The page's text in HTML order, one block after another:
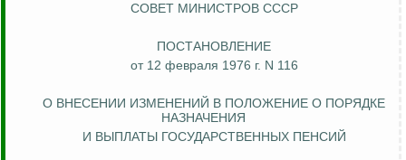
СОВЕТ МИНИСТРОВ СССР
ПОСТАНОВЛЕНИЕ
от 12 февраля 1976 г. N 116
О ВНЕСЕНИИ ИЗМЕНЕНИЙ В ПОЛОЖЕНИЕ О ПОРЯДКЕ
НАЗНАЧЕНИЯ
И ВЫПЛАТЫ ГОСУДАРСТВЕННЫХ ПЕНСИЙ